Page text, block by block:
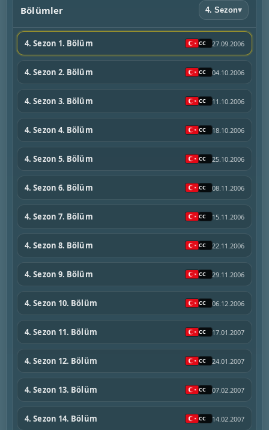
Bölümler 4. Sezon▾
4. Sezon 1. Bölüm 27.09.2006
4. Sezon 2. Bölüm 04.10.2006
4. Sezon 3. Bölüm 11.10.2006
4. Sezon 4. Bölüm 18.10.2006
4. Sezon 5. Bölüm 25.10.2006
4. Sezon 6. Bölüm 08.11.2006
4. Sezon 7. Bölüm 15.11.2006
4. Sezon 8. Bölüm 22.11.2006
4. Sezon 9. Bölüm 29.11.2006
4. Sezon 10. Bölüm 06.12.2006
4. Sezon 11. Bölüm 17.01.2007
4. Sezon 12. Bölüm 24.01.2007
4. Sezon 13. Bölüm 07.02.2007
4. Sezon 14. Bölüm 14.02.2007